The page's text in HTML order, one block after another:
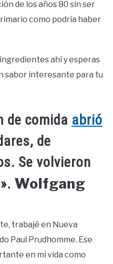
de los años 80 sin ser
como podría haber
ahí y esperas
sabor interesante para tu
de comida abrió
de
Se volvieron
Wolfgang
trabajé en Nueva
Paul Prudhomme. Ese
en mi vida como